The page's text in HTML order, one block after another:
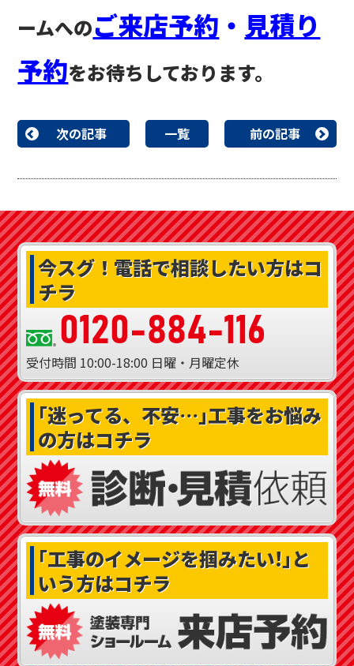
ームへのご来店予約 ・ 見積り
予約をお待ちしております。
次の記事 一覧 前の記事
今スグ！ 電話で相談したい方はコ
チラ
0120-884-116
受付時間 10:00-18:00 日曜・月曜定休
｢迷ってる、不安…｣工事をお悩み
の方はコチラ
｢工事のイメージを掴みたい!｣と
いう方はコチラ